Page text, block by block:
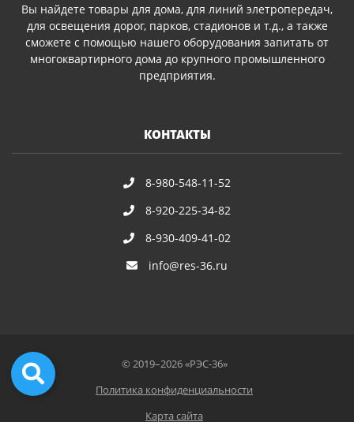
Вы найдете товары для дома, для линий элетропередач,
для освещения дорог, парков, стадионов и т.д., а также
сможете с помощью нашего оборудования запитать от
многоквартирного дома до крупного промышленного
предприятия.
КОНТАКТЫ
8-980-548-11-52
8-920-225-34-82
8-930-409-41-02
info@res-36.ru
© 2019–2026 «РЭС-36»
Политика конфиденциальности
Карта сайта